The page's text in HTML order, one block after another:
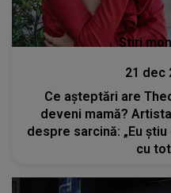
Stiri
21 dec
Ce așteptări are
deveni mamă?
despre sarcină: „Eu
cu